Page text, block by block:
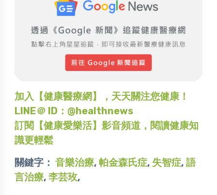
加入【健康醫療網】，天天關注您健康！
LINE＠ ID：@healthnews
訂閱【健康愛樂活】影音頻道，閱讀健康知
識更輕鬆
關鍵字： 音樂治療, 帕金森氏症, 失智症, 語
言治療, 李芸玫,